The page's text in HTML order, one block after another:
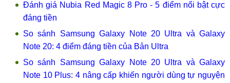
Đánh giá Nubia Red Magic 8 Pro - 5 điểm nổi bật cực
đáng tiền
So sánh Samsung Galaxy Note 20 Ultra và Galaxy
Note 20: 4 điểm đáng tiền của Bản Ultra
So sánh Samsung Galaxy Note 20 Ultra và Galaxy
Note 10 Plus: 4 nâng cấp khiến người dùng tự nguyện